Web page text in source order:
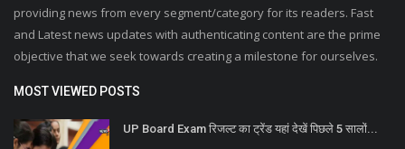
providing news from every segment/category for its readers. Fast
and Latest news updates with authenticating content are the prime
objective that we seek towards creating a milestone for ourselves.
MOST VIEWED POSTS
UP Board Exam रिजल्ट का ट्रेंड यहां देखें पिछले 5 सालों...